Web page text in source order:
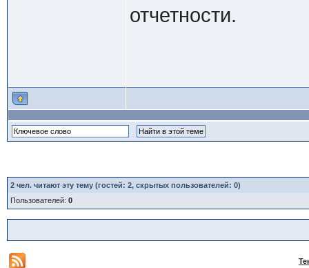
отчетности.
2чел. читают эту тему (гостей: 2, скрытых пользователей: 0)
Пользователей: 0